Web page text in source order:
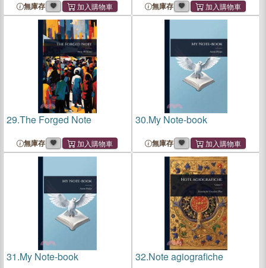
無庫存 無庫存
29.The Forged Note
無庫存
30.My Note-book
無庫存
31.My Note-book 32.Note agiografiche